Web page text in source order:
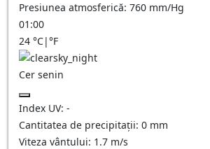
Presiunea atmosferică: 760 mm/Hg
01:00
24 °C|°F
Cer senin
Index UV: -
Cantitatea de precipitații: 0 mm
Viteza vântului: 1.7 m/s